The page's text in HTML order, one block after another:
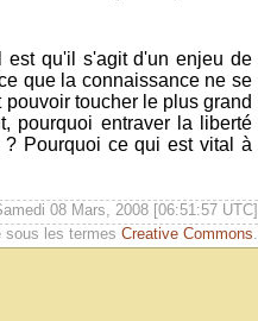
est qu'il s'agit d'un enjeu de
que la connaissance ne se
toucher le plus grand
pourquoi entraver la liberté
Pourquoi ce qui est vital à
08 Mars, 2008 [06:51:57 UTC]
sous les termes Creative Commons.